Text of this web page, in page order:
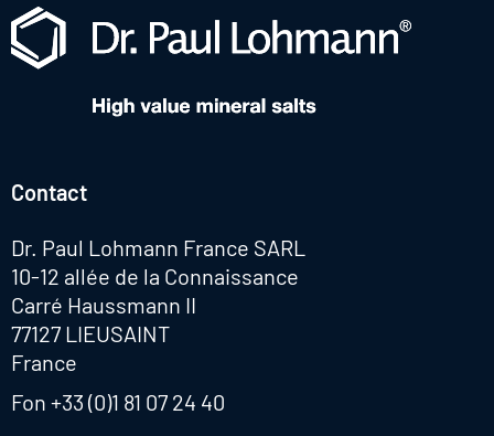
Contact
Dr. Paul Lohmann France SARL
10-12 allée de la Connaissance
Carré Haussmann II
77127 LIEUSAINT
France
Fon +33 (0)1 81 07 24 40